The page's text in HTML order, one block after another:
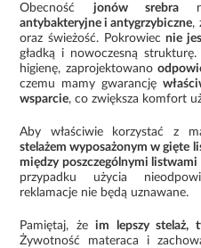
Obecność jonów srebra
antybakteryjne i antygrzybiczne,
oraz świeżość. Pokrowiecnie
gładką i nowoczesną
higienę, zaprojektowano
czemu mamy gwarancję
wsparcie, co zwiększa komfort
Aby właściwie korzystać z
stelażem wyposażonym w gięte
między poszczególnymi listwami
przypadku użycia
reklamacje nie będą uznawane.
Pamiętaj, żeim lepszy stelaż,
Żywotność materaca i